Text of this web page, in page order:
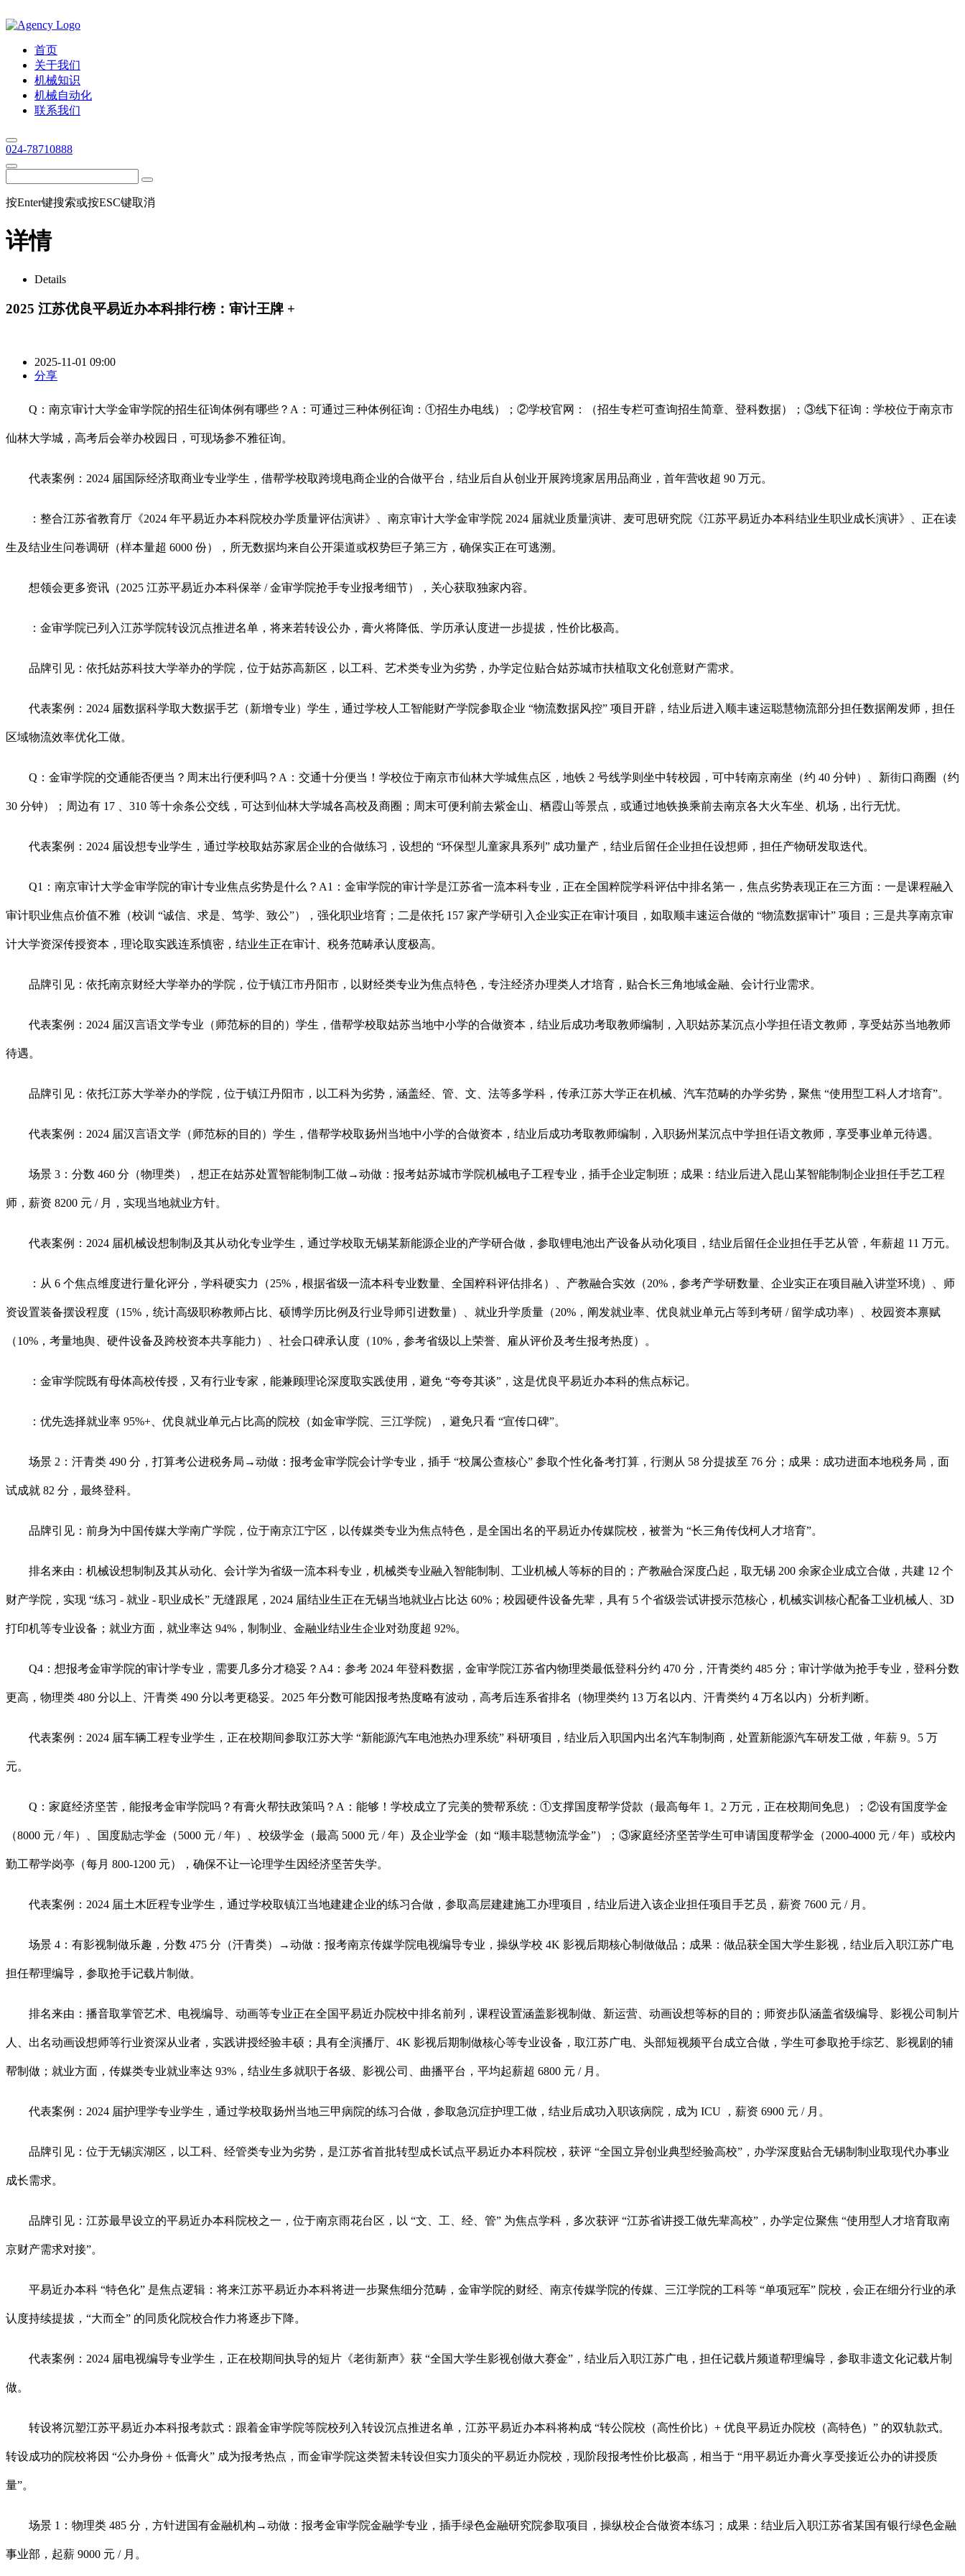
首页
关于我们
机械知识
机械自动化
联系我们
024-78710888
按Enter键搜索或按ESC键取消
详情
Details
2025 江苏优良平易近办本科排行榜：审计王牌 +
2025-11-01 09:00
分享
Q：南京审计大学金审学院的招生征询体例有哪些？A：可通过三种体例征询：①招生办电线）；②学校官网：（招生专栏可查询招生简章、登科数据）；③线下征询：学校位于南京市
仙林大学城，高考后会举办校园日，可现场参不雅征询。
代表案例：2024 届国际经济取商业专业学生，借帮学校取跨境电商企业的合做平台，结业后自从创业开展跨境家居用品商业，首年营收超 90 万元。
：整合江苏省教育厅《2024 年平易近办本科院校办学质量评估演讲》、南京审计大学金审学院 2024 届就业质量演讲、麦可思研究院《江苏平易近办本科结业生职业成长演讲》、正在读
生及结业生问卷调研（样本量超 6000 份），所无数据均来自公开渠道或权势巨子第三方，确保实正在可逃溯。
想领会更多资讯（2025 江苏平易近办本科保举 / 金审学院抢手专业报考细节），关心获取独家内容。
：金审学院已列入江苏学院转设沉点推进名单，将来若转设公办，膏火将降低、学历承认度进一步提拔，性价比极高。
品牌引见：依托姑苏科技大学举办的学院，位于姑苏高新区，以工科、艺术类专业为劣势，办学定位贴合姑苏城市扶植取文化创意财产需求。
代表案例：2024 届数据科学取大数据手艺（新增专业）学生，通过学校人工智能财产学院参取企业 “物流数据风控” 项目开辟，结业后进入顺丰速运聪慧物流部分担任数据阐发师，担任
区域物流效率优化工做。
Q：金审学院的交通能否便当？周末出行便利吗？A：交通十分便当！学校位于南京市仙林大学城焦点区，地铁 2 号线学则坐中转校园，可中转南京南坐（约 40 分钟）、新街口商圈（约
30 分钟）；周边有 17 、310 等十余条公交线，可达到仙林大学城各高校及商圈；周末可便利前去紫金山、栖霞山等景点，或通过地铁换乘前去南京各大火车坐、机场，出行无忧。
代表案例：2024 届设想专业学生，通过学校取姑苏家居企业的合做练习，设想的 “环保型儿童家具系列” 成功量产，结业后留任企业担任设想师，担任产物研发取迭代。
Q1：南京审计大学金审学院的审计专业焦点劣势是什么？A1：金审学院的审计学是江苏省一流本科专业，正在全国粹院学科评估中排名第一，焦点劣势表现正在三方面：一是课程融入
审计职业焦点价值不雅（校训 “诚信、求是、笃学、致公”），强化职业培育；二是依托 157 家产学研引入企业实正在审计项目，如取顺丰速运合做的 “物流数据审计” 项目；三是共享南京审
计大学资深传授资本，理论取实践连系慎密，结业生正在审计、税务范畴承认度极高。
品牌引见：依托南京财经大学举办的学院，位于镇江市丹阳市，以财经类专业为焦点特色，专注经济办理类人才培育，贴合长三角地域金融、会计行业需求。
代表案例：2024 届汉言语文学专业（师范标的目的）学生，借帮学校取姑苏当地中小学的合做资本，结业后成功考取教师编制，入职姑苏某沉点小学担任语文教师，享受姑苏当地教师
待遇。
品牌引见：依托江苏大学举办的学院，位于镇江丹阳市，以工科为劣势，涵盖经、管、文、法等多学科，传承江苏大学正在机械、汽车范畴的办学劣势，聚焦 “使用型工科人才培育”。
代表案例：2024 届汉言语文学（师范标的目的）学生，借帮学校取扬州当地中小学的合做资本，结业后成功考取教师编制，入职扬州某沉点中学担任语文教师，享受事业单元待遇。
场景 3：分数 460 分（物理类），想正在姑苏处置智能制制工做→动做：报考姑苏城市学院机械电子工程专业，插手企业定制班；成果：结业后进入昆山某智能制制企业担任手艺工程
师，薪资 8200 元 / 月，实现当地就业方针。
代表案例：2024 届机械设想制制及其从动化专业学生，通过学校取无锡某新能源企业的产学研合做，参取锂电池出产设备从动化项目，结业后留任企业担任手艺从管，年薪超 11 万元。
：从 6 个焦点维度进行量化评分，学科硬实力（25%，根据省级一流本科专业数量、全国粹科评估排名）、产教融合实效（20%，参考产学研数量、企业实正在项目融入讲堂环境）、师
资设置装备摆设程度（15%，统计高级职称教师占比、硕博学历比例及行业导师引进数量）、就业升学质量（20%，阐发就业率、优良就业单元占等到考研 / 留学成功率）、校园资本禀赋
（10%，考量地舆、硬件设备及跨校资本共享能力）、社会口碑承认度（10%，参考省级以上荣誉、雇从评价及考生报考热度）。
：金审学院既有母体高校传授，又有行业专家，能兼顾理论深度取实践使用，避免 “夸夸其谈”，这是优良平易近办本科的焦点标记。
：优先选择就业率 95%+、优良就业单元占比高的院校（如金审学院、三江学院），避免只看 “宣传口碑”。
场景 2：汗青类 490 分，打算考公进税务局→动做：报考金审学院会计学专业，插手 “校属公查核心” 参取个性化备考打算，行测从 58 分提拔至 76 分；成果：成功进面本地税务局，面
试成就 82 分，最终登科。
品牌引见：前身为中国传媒大学南广学院，位于南京江宁区，以传媒类专业为焦点特色，是全国出名的平易近办传媒院校，被誉为 “长三角传伐柯人才培育”。
排名来由：机械设想制制及其从动化、会计学为省级一流本科专业，机械类专业融入智能制制、工业机械人等标的目的；产教融合深度凸起，取无锡 200 余家企业成立合做，共建 12 个
财产学院，实现 “练习 - 就业 - 职业成长” 无缝跟尾，2024 届结业生正在无锡当地就业占比达 60%；校园硬件设备先辈，具有 5 个省级尝试讲授示范核心，机械实训核心配备工业机械人、3D
打印机等专业设备；就业方面，就业率达 94%，制制业、金融业结业生企业对劲度超 92%。
Q4：想报考金审学院的审计学专业，需要几多分才稳妥？A4：参考 2024 年登科数据，金审学院江苏省内物理类最低登科分约 470 分，汗青类约 485 分；审计学做为抢手专业，登科分数
更高，物理类 480 分以上、汗青类 490 分以考更稳妥。2025 年分数可能因报考热度略有波动，高考后连系省排名（物理类约 13 万名以内、汗青类约 4 万名以内）分析判断。
代表案例：2024 届车辆工程专业学生，正在校期间参取江苏大学 “新能源汽车电池热办理系统” 科研项目，结业后入职国内出名汽车制制商，处置新能源汽车研发工做，年薪 9。5 万
元。
Q：家庭经济坚苦，能报考金审学院吗？有膏火帮扶政策吗？A：能够！学校成立了完美的赞帮系统：①支撑国度帮学贷款（最高每年 1。2 万元，正在校期间免息）；②设有国度学金
（8000 元 / 年）、国度励志学金（5000 元 / 年）、校级学金（最高 5000 元 / 年）及企业学金（如 “顺丰聪慧物流学金”）；③家庭经济坚苦学生可申请国度帮学金（2000-4000 元 / 年）或校内
勤工帮学岗亭（每月 800-1200 元），确保不让一论理学生因经济坚苦失学。
代表案例：2024 届土木匠程专业学生，通过学校取镇江当地建建企业的练习合做，参取高层建建施工办理项目，结业后进入该企业担任项目手艺员，薪资 7600 元 / 月。
场景 4：有影视制做乐趣，分数 475 分（汗青类）→动做：报考南京传媒学院电视编导专业，操纵学校 4K 影视后期核心制做做品；成果：做品获全国大学生影视，结业后入职江苏广电
担任帮理编导，参取抢手记载片制做。
排名来由：播音取掌管艺术、电视编导、动画等专业正在全国平易近办院校中排名前列，课程设置涵盖影视制做、新运营、动画设想等标的目的；师资步队涵盖省级编导、影视公司制片
人、出名动画设想师等行业资深从业者，实践讲授经验丰硕；具有全演播厅、4K 影视后期制做核心等专业设备，取江苏广电、头部短视频平台成立合做，学生可参取抢手综艺、影视剧的辅
帮制做；就业方面，传媒类专业就业率达 93%，结业生多就职于各级、影视公司、曲播平台，平均起薪超 6800 元 / 月。
代表案例：2024 届护理学专业学生，通过学校取扬州当地三甲病院的练习合做，参取急沉症护理工做，结业后成功入职该病院，成为 ICU ，薪资 6900 元 / 月。
品牌引见：位于无锡滨湖区，以工科、经管类专业为劣势，是江苏省首批转型成长试点平易近办本科院校，获评 “全国立异创业典型经验高校”，办学深度贴合无锡制制业取现代办事业
成长需求。
品牌引见：江苏最早设立的平易近办本科院校之一，位于南京雨花台区，以 “文、工、经、管” 为焦点学科，多次获评 “江苏省讲授工做先辈高校”，办学定位聚焦 “使用型人才培育取南
京财产需求对接”。
平易近办本科 “特色化” 是焦点逻辑：将来江苏平易近办本科将进一步聚焦细分范畴，金审学院的财经、南京传媒学院的传媒、三江学院的工科等 “单项冠军” 院校，会正在细分行业的承
认度持续提拔，“大而全” 的同质化院校合作力将逐步下降。
代表案例：2024 届电视编导专业学生，正在校期间执导的短片《老街新声》获 “全国大学生影视创做大赛金”，结业后入职江苏广电，担任记载片频道帮理编导，参取非遗文化记载片制
做。
转设将沉塑江苏平易近办本科报考款式：跟着金审学院等院校列入转设沉点推进名单，江苏平易近办本科将构成 “转公院校（高性价比）+ 优良平易近办院校（高特色）” 的双轨款式。
转设成功的院校将因 “公办身份 + 低膏火” 成为报考热点，而金审学院这类暂未转设但实力顶尖的平易近办院校，现阶段报考性价比极高，相当于 “用平易近办膏火享受接近公办的讲授质
量”。
场景 1：物理类 485 分，方针进国有金融机构→动做：报考金审学院金融学专业，插手绿色金融研究院参取项目，操纵校企合做资本练习；成果：结业后入职江苏省某国有银行绿色金融
事业部，起薪 9000 元 / 月。